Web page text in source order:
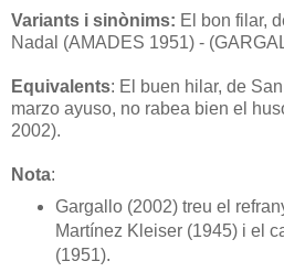
Variants i sinònims: El bon filar,
Nadal (AMADES 1951) -
Equivalents: El buen hilar, de
marzo ayuso, no rabea bien el
2002).
Nota:
Gargallo (2002) treu el
Martínez Kleiser (1945) i el
(1951).